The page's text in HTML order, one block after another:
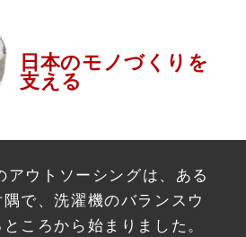
日本のモノづくりを
支える
アウトソーシングは、ある
で、洗濯機のバランスウ
ころから始まりました。